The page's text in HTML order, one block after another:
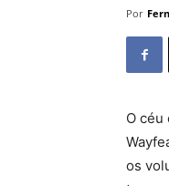
Por
O céu
os